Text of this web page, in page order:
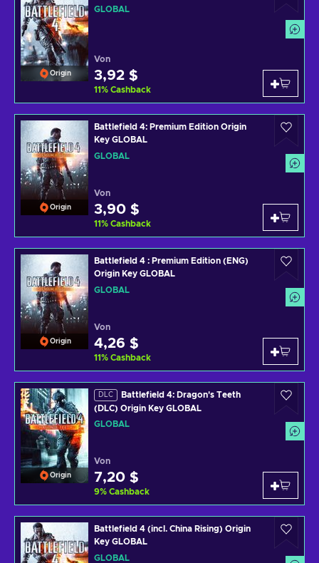
Origin
GLOBAL
Von
3,92 $
11% Cashback
Origin
Battlefield 4: Premium Edition Origin
Key GLOBAL
GLOBAL
Von
3,90 $
11% Cashback
Origin
Battlefield 4 : Premium Edition (ENG)
Origin Key GLOBAL
GLOBAL
Von
4,26 $
11% Cashback
Origin
DLC
Battlefield 4: Dragon's Teeth
(DLC) Origin Key GLOBAL
GLOBAL
Von
7,20 $
9% Cashback
Battlefield 4 (incl. China Rising) Origin
Key GLOBAL
GLOBAL